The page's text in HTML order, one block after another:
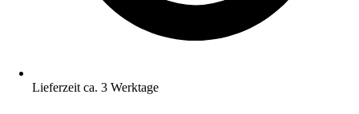
Lieferzeit ca. 3 Werktage